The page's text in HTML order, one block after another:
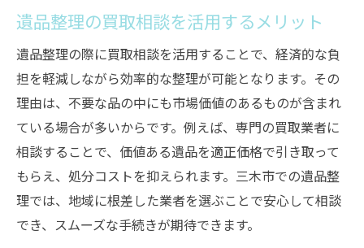
遺品整理の買取相談を活用するメリット
遺品整理の際に買取相談を活用することで、経済的な負
担を軽減しながら効率的な整理が可能となります。その
理由は、不要な品の中にも市場価値のあるものが含まれ
ている場合が多いからです。例えば、専門の買取業者に
相談することで、価値ある遺品を適正価格で引き取って
もらえ、処分コストを抑えられます。三木市での遺品整
理では、地域に根差した業者を選ぶことで安心して相談
でき、スムーズな手続きが期待できます。